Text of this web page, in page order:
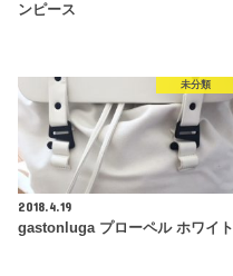
ンピース
未分類
2018.4.19
gastonluga プローペル ホワイト